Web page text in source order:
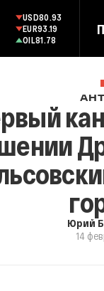
USD80.93
EUR93.19
OIL81.78
Юрий
14